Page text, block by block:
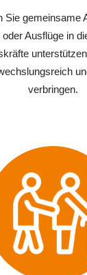
Sie gemeinsame
Ausflüge in
verbringen.